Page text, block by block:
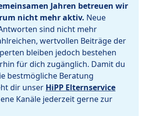
Jahren betreuen wir
nicht mehr aktiv. Neue
sind nicht mehr
wertvollen Beiträge der
bleiben jedoch bestehen
für dich zugänglich. Damit du
bestmögliche Beratung
dir unser HiPP Elternservice
Kanäle jederzeit gerne zur